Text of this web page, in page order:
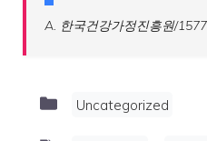
A. 한국건강가정진흥원/
Categories
Uncategorized